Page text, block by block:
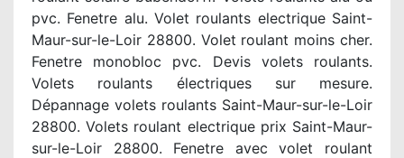
pvc. Fenetre alu. Volet roulants electrique Saint-
Maur-sur-le-Loir 28800. Volet roulant moins cher.
Fenetre monobloc pvc. Devis volets roulants.
Volets roulants électriques sur mesure.
Dépannage volets roulants Saint-Maur-sur-le-Loir
28800. Volets roulant electrique prix Saint-Maur-
sur-le-Loir 28800. Fenetre avec volet roulant